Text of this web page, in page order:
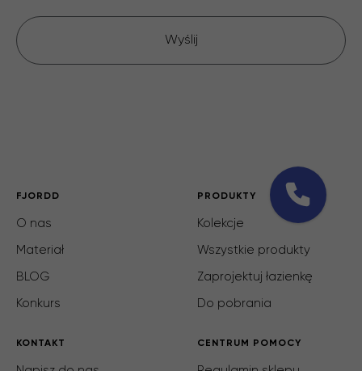
Wyślij
FJORDD
O nas
Materiał
BLOG
Konkurs
PRODUKTY
Kolekcje
Wszystkie produkty
Zaprojektuj łazienkę
Do pobrania
KONTAKT CENTRUM POMOCY